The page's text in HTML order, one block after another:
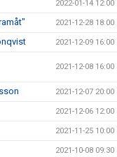
2022-01-14 12:00
2021-12-28 18:00
2021-12-09 16:00
2021-12-08 16:00
2021-12-07 20:00
2021-12-06 12:00
2021-11-25 10:00
2021-10-08 09:30